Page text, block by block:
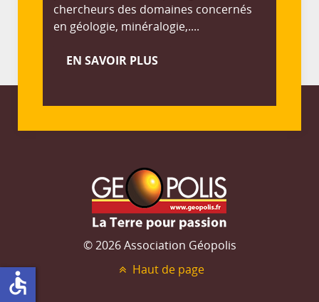
chercheurs des domaines concernés
en géologie, minéralogie,....
EN SAVOIR PLUS
© 2026 Association Géopolis
Haut de page
accessible